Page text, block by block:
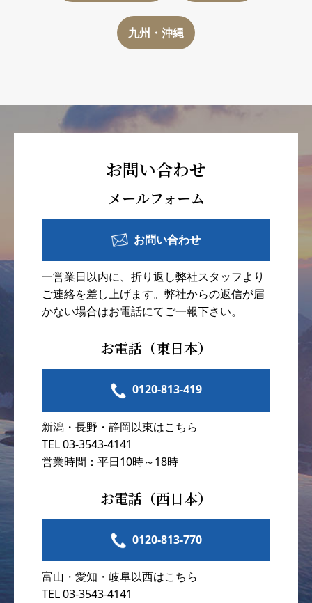
九州・沖縄
お問い合わせ
メールフォーム
お問い合わせ
一営業日以内に、折り返し弊社スタッフより
ご連絡を差し上げます。弊社からの返信が届
かない場合はお電話にてご一報下さい。
お電話（東日本）
0120-813-419
新潟・長野・静岡以東はこちら
TEL 03-3543-4141
営業時間：平日10時～18時
お電話（西日本）
0120-813-770
富山・愛知・岐阜以西はこちら
TEL 03-3543-4141